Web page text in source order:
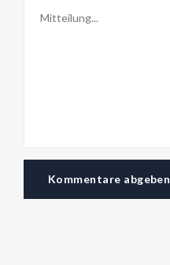
Kommentare abgeben